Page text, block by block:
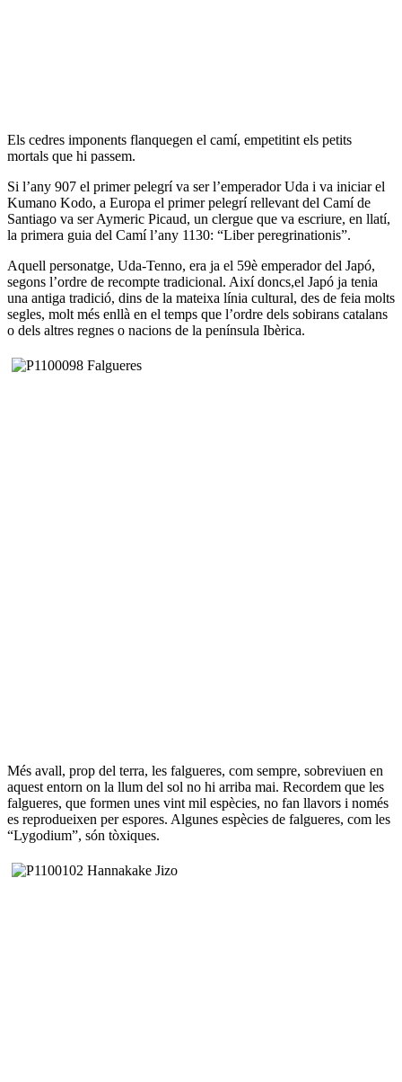
Els cedres imponents flanquegen el camí, empetitint els petits
mortals que hi passem.
Si l’any 907 el primer pelegrí va ser l’emperador Uda i va iniciar el
Kumano Kodo, a Europa el primer pelegrí rellevant del Camí de
Santiago va ser Aymeric Picaud, un clergue que va escriure, en llatí,
la primera guia del Camí l’any 1130: “Liber peregrinationis”.
Aquell personatge, Uda-Tenno, era ja el 59è emperador del Japó,
segons l’ordre de recompte tradicional. Així doncs,el Japó ja tenia
una antiga tradició, dins de la mateixa línia cultural, des de feia molts
segles, molt més enllà en el temps que l’ordre dels sobirans catalans
o dels altres regnes o nacions de la península Ibèrica.
Més avall, prop del terra, les falgueres, com sempre, sobreviuen en
aquest entorn on la llum del sol no hi arriba mai. Recordem que les
falgueres, que formen unes vint mil espècies, no fan llavors i només
es reprodueixen per espores. Algunes espècies de falgueres, com les
“Lygodium”, són tòxiques.